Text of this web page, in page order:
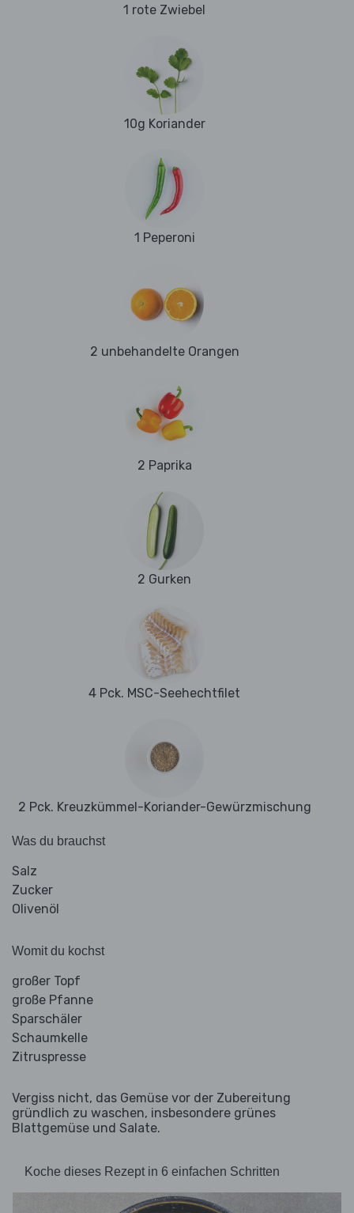
1 rote Zwiebel
10g Koriander
1 Peperoni
2 unbehandelte Orangen
2 Paprika
2 Gurken
4 Pck. MSC-Seehechtfilet
2 Pck. Kreuzkümmel-Koriander-Gewürzmischung
Was du brauchst
Salz
Zucker
Olivenöl
Womit du kochst
großer Topf
große Pfanne
Sparschäler
Schaumkelle
Zitruspresse
Vergiss nicht, das Gemüse vor der Zubereitung
gründlich zu waschen, insbesondere grünes
Blattgemüse und Salate.
Koche dieses Rezept in 6 einfachen Schritten